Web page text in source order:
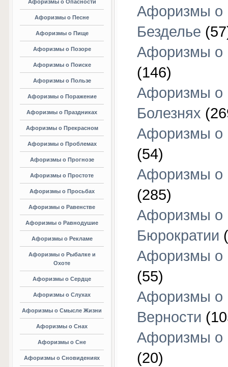
Афоризмы о Опасности
Афоризмы о Песне
Афоризмы о Пище
Афоризмы о Позоре
Афоризмы о Поиске
Афоризмы о Пользе
Афоризмы о Поражение
Афоризмы о Праздниках
Афоризмы о Прекрасном
Афоризмы о Проблемах
Афоризмы о Прогнозе
Афоризмы о Простоте
Афоризмы о Просьбах
Афоризмы о Равенстве
Афоризмы о Равнодушие
Афоризмы о Рекламе
Афоризмы о Рыбалке и
Охоте
Афоризмы о Сердце
Афоризмы о Слухах
Афоризмы о Смысле Жизни
Афоризмы о Снах
Афоризмы о Сне
Афоризмы о Сновидениях
Афоризмы о
Безделье
Афоризмы о
(146)
Афоризмы о
Болезнях
Афоризмы о
(54)
Афоризмы о
(285)
Афоризмы о
Бюрократии
Афоризмы о
(55)
Афоризмы о
Верности
Афоризмы о
(20)